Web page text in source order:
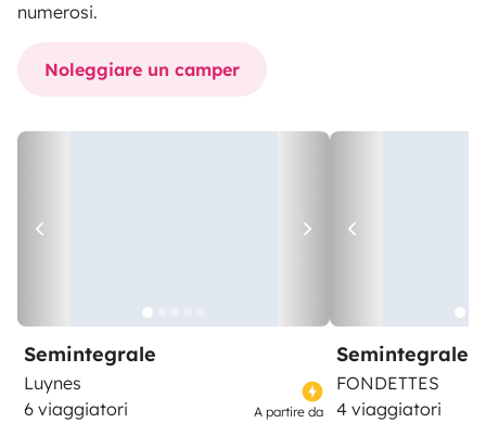
numerosi.
Noleggiare un camper
Semintegrale
Luynes
6 viaggiatori
A partire da
Semintegrale
FONDETTES
4 viaggiatori